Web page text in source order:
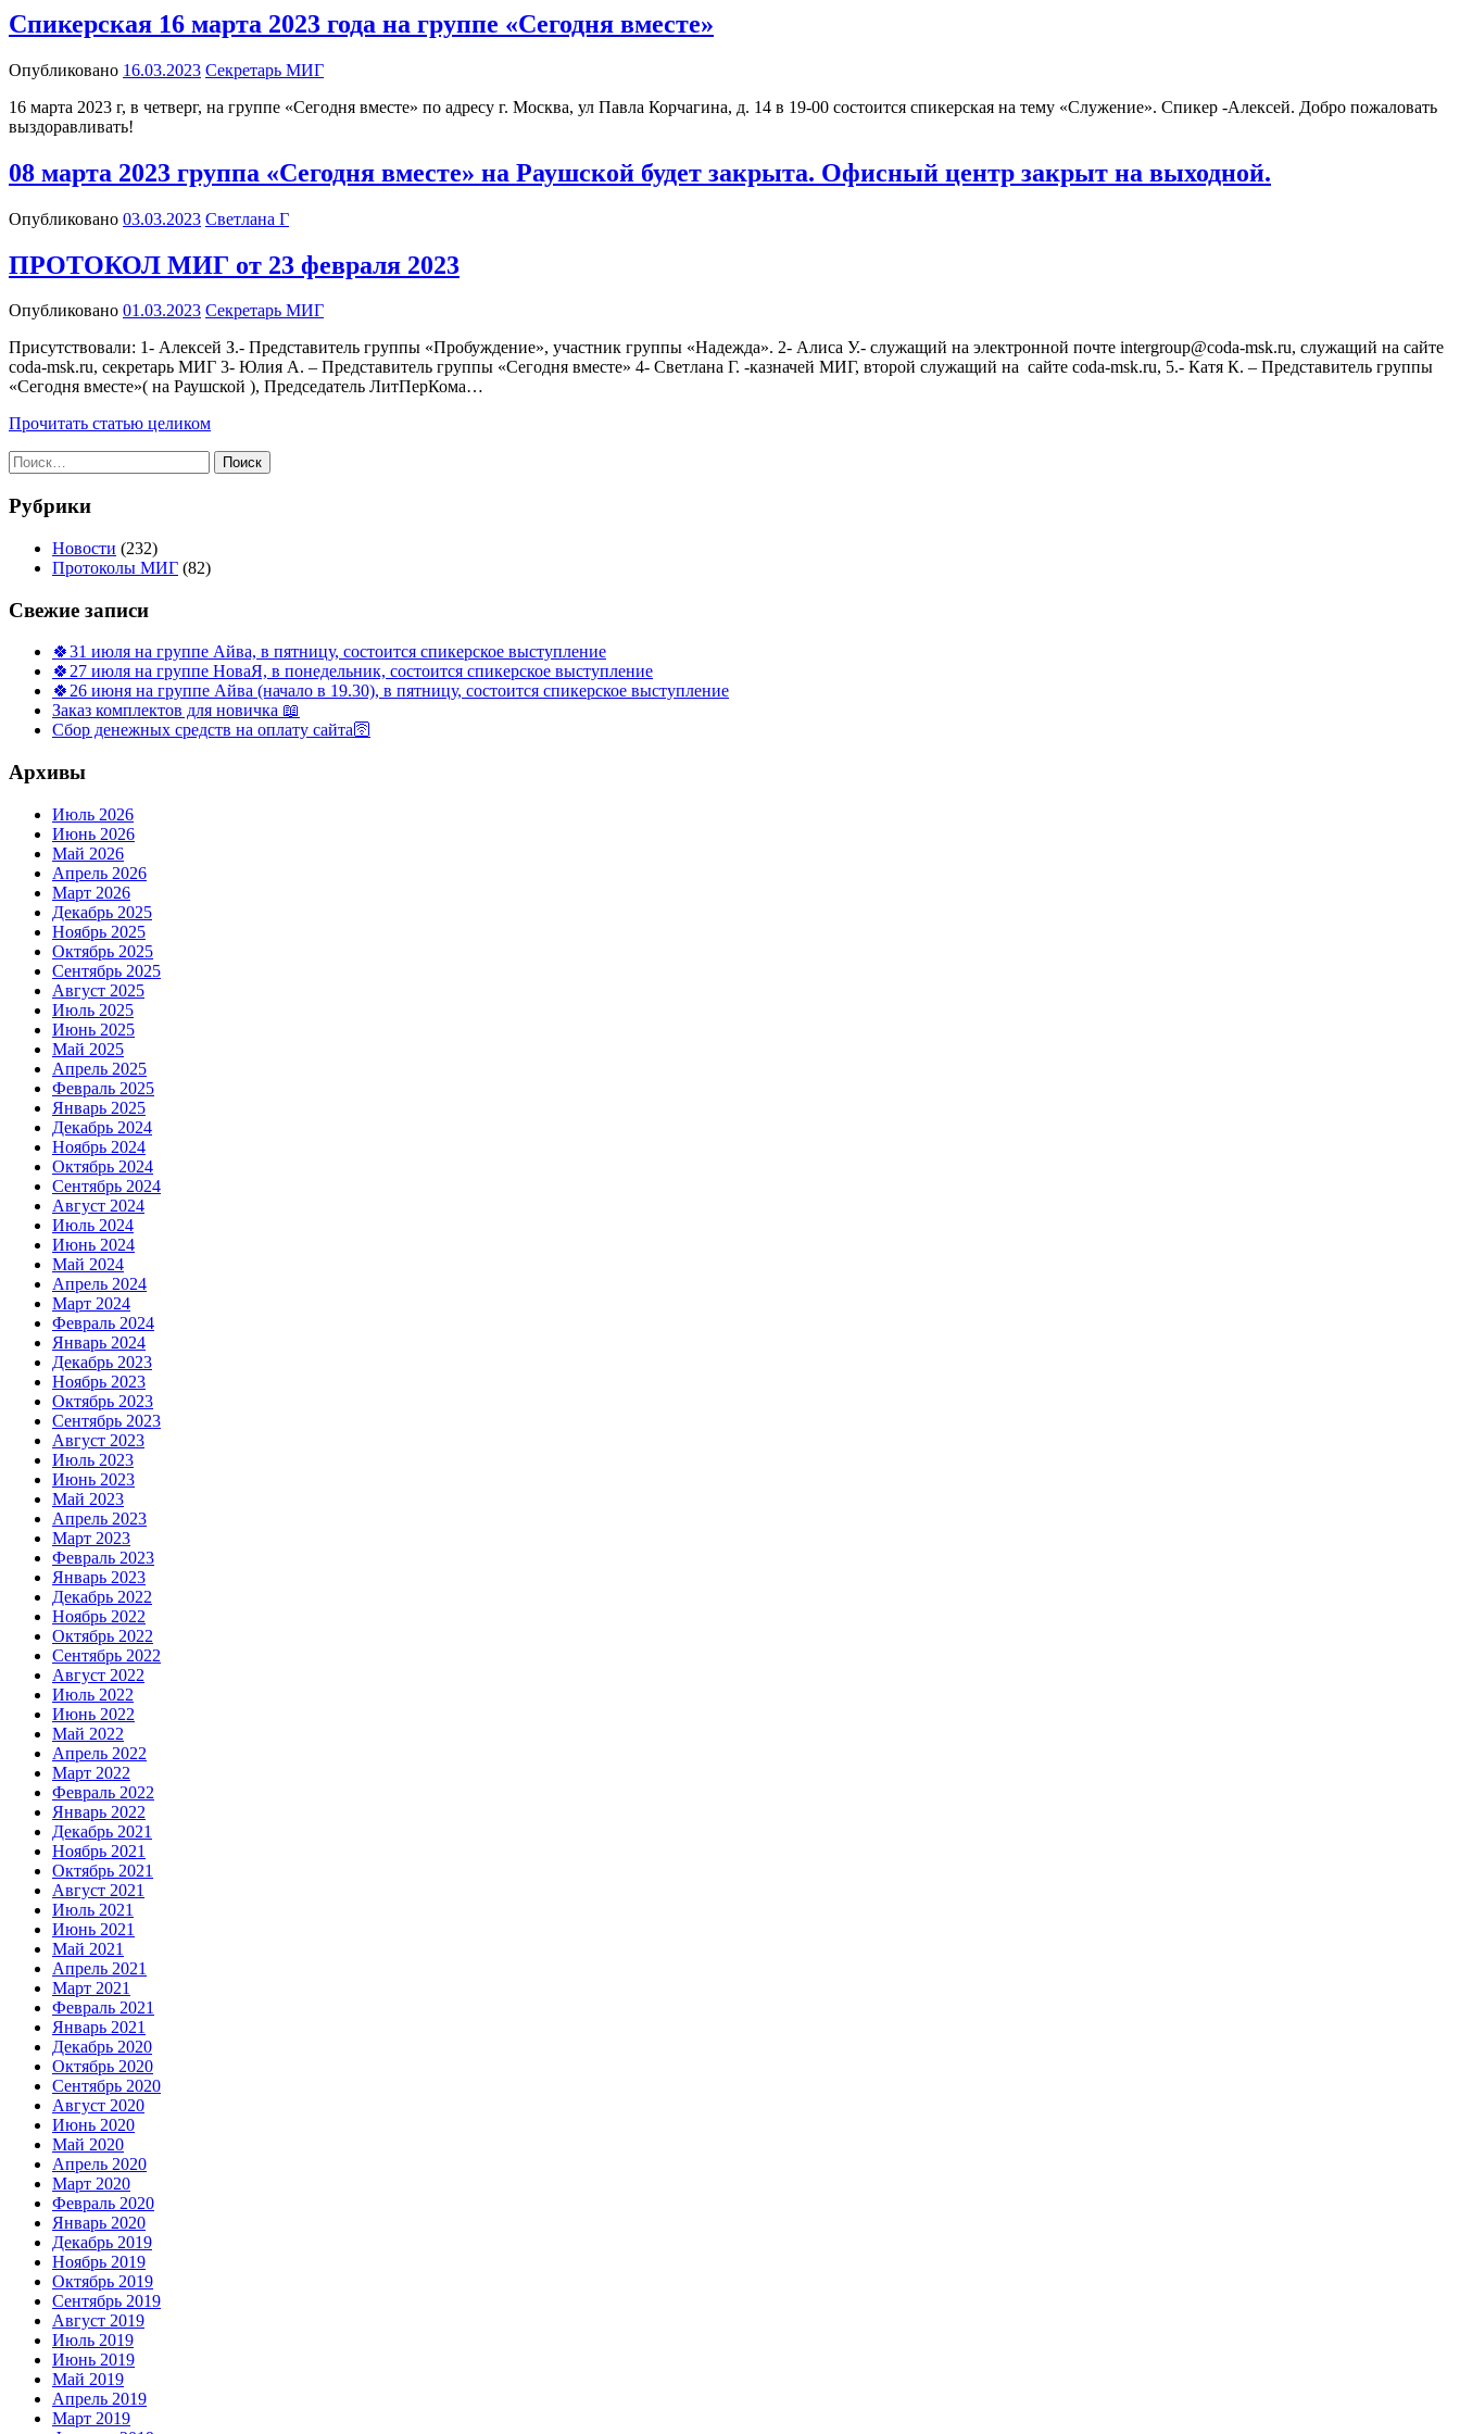
Спикерская 16 марта 2023 года на группе «Сегодня вместе»
Опубликовано 16.03.2023 Секретарь МИГ
16 марта 2023 г, в четверг, на группе «Сегодня вместе» по адресу г. Москва, ул Павла Корчагина, д. 14 в 19-00 состоится спикерская на тему «Служение». Спикер -Алексей. Добро пожаловать
выздоравливать!
08 марта 2023 группа «Сегодня вместе» на Раушской будет закрыта. Офисный центр закрыт на выходной.
Опубликовано 03.03.2023 Светлана Г
ПРОТОКОЛ МИГ от 23 февраля 2023
Опубликовано 01.03.2023 Секретарь МИГ
Присутствовали: 1- Алексей З.- Представитель группы «Пробуждение», участник группы «Надежда». 2- Алиса У.- служащий на электронной почте intergroup@coda-msk.ru, служащий на сайте
coda-msk.ru, секретарь МИГ 3- Юлия А. – Представитель группы «Сегодня вместе» 4- Светлана Г. -казначей МИГ, второй служащий на сайте coda-msk.ru, 5.- Катя К. – Представитель группы
«Сегодня вместе»( на Раушской ), Председатель ЛитПерКома…
Прочитать статью целиком
Найти:
Рубрики
Новости (232)
Протоколы МИГ (82)
Свежие записи
🍀31 июля на группе Айва, в пятницу, состоится спикерское выступление
🍀27 июля на группе НоваЯ, в понедельник, состоится спикерское выступление
🍀26 июня на группе Айва (начало в 19.30), в пятницу, состоится спикерское выступление
Заказ комплектов для новичка 📖
Сбор денежных средств на оплату сайта🛜
Архивы
Июль 2026
Июнь 2026
Май 2026
Апрель 2026
Март 2026
Декабрь 2025
Ноябрь 2025
Октябрь 2025
Сентябрь 2025
Август 2025
Июль 2025
Июнь 2025
Май 2025
Апрель 2025
Февраль 2025
Январь 2025
Декабрь 2024
Ноябрь 2024
Октябрь 2024
Сентябрь 2024
Август 2024
Июль 2024
Июнь 2024
Май 2024
Апрель 2024
Март 2024
Февраль 2024
Январь 2024
Декабрь 2023
Ноябрь 2023
Октябрь 2023
Сентябрь 2023
Август 2023
Июль 2023
Июнь 2023
Май 2023
Апрель 2023
Март 2023
Февраль 2023
Январь 2023
Декабрь 2022
Ноябрь 2022
Октябрь 2022
Сентябрь 2022
Август 2022
Июль 2022
Июнь 2022
Май 2022
Апрель 2022
Март 2022
Февраль 2022
Январь 2022
Декабрь 2021
Ноябрь 2021
Октябрь 2021
Август 2021
Июль 2021
Июнь 2021
Май 2021
Апрель 2021
Март 2021
Февраль 2021
Январь 2021
Декабрь 2020
Октябрь 2020
Сентябрь 2020
Август 2020
Июнь 2020
Май 2020
Апрель 2020
Март 2020
Февраль 2020
Январь 2020
Декабрь 2019
Ноябрь 2019
Октябрь 2019
Сентябрь 2019
Август 2019
Июль 2019
Июнь 2019
Май 2019
Апрель 2019
Март 2019